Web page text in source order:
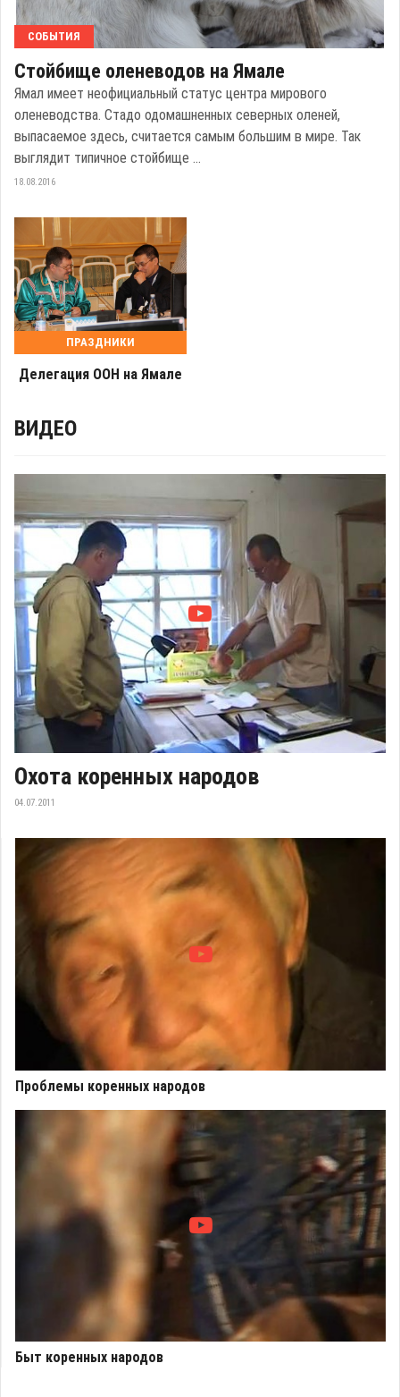
СОБЫТИЯ
Стойбище оленеводов на Ямале
Ямал имеет неофициальный статус центра мирового
оленеводства. Стадо одомашненных северных оленей,
выпасаемое здесь, считается самым большим в мире. Так
выглядит типичное стойбище ...
18.08.2016
ПРАЗДНИКИ
Делегация ООН на Ямале
ВИДЕО
Охота коренных народов
04.07.2011
Проблемы коренных народов
Быт коренных народов